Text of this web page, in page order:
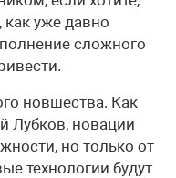
как уже давно
сложного
новшества. Как
Лубков, новации
но только от
технологии будут